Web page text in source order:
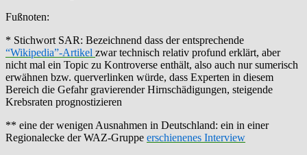
Fußnoten:
* Stichwort SAR: Bezeichnend dass der entsprechende
“Wikipedia”-Artikel zwar technisch relativ profund erklärt, aber
nicht mal ein Topic zu Kontroverse enthält, also auch nur sumerisch
erwähnen bzw. querverlinken würde, dass Experten in diesem
Bereich die Gefahr gravierender Hirnschädigungen, steigende
Krebsraten prognostizieren
** eine der wenigen Ausnahmen in Deutschland: ein in einer
Regionalecke der WAZ-Gruppe erschienenes Interview